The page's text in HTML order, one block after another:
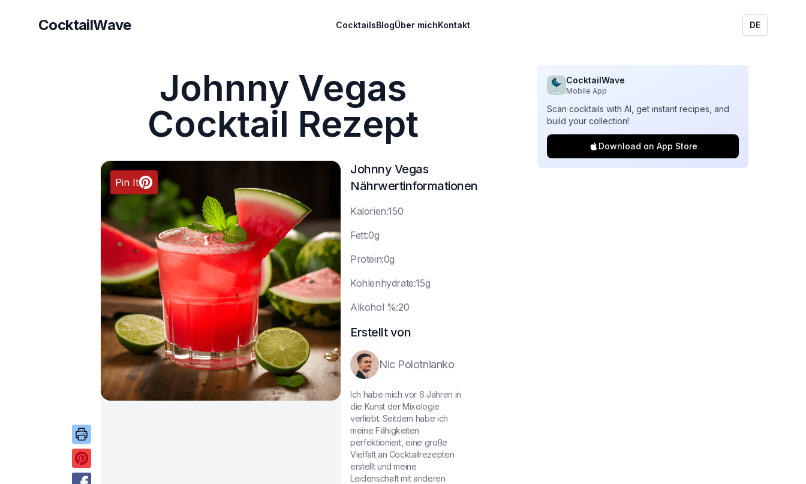
CocktailWave
CocktailWave CocktailsBlogÜber michKontakt DE
Johnny Vegas
Cocktail Rezept
Pin It
Johnny Vegas
Nährwertinformationen
Kalorien:150
Fett:0g
Protein:0g
Kohlenhydrate:15g
Alkohol %:20
Erstellt von
Nic Polotnianko
Ich habe mich vor 6 Jahren in
die Kunst der Mixologie
verliebt. Seitdem habe ich
meine Fähigkeiten
perfektioniert, eine große
Vielfalt an Cocktailrezepten
erstellt und meine
Leidenschaft mit anderen
CocktailWave
Mobile App
Scan cocktails with AI, get instant recipes, and
build your collection!
Download on App Store